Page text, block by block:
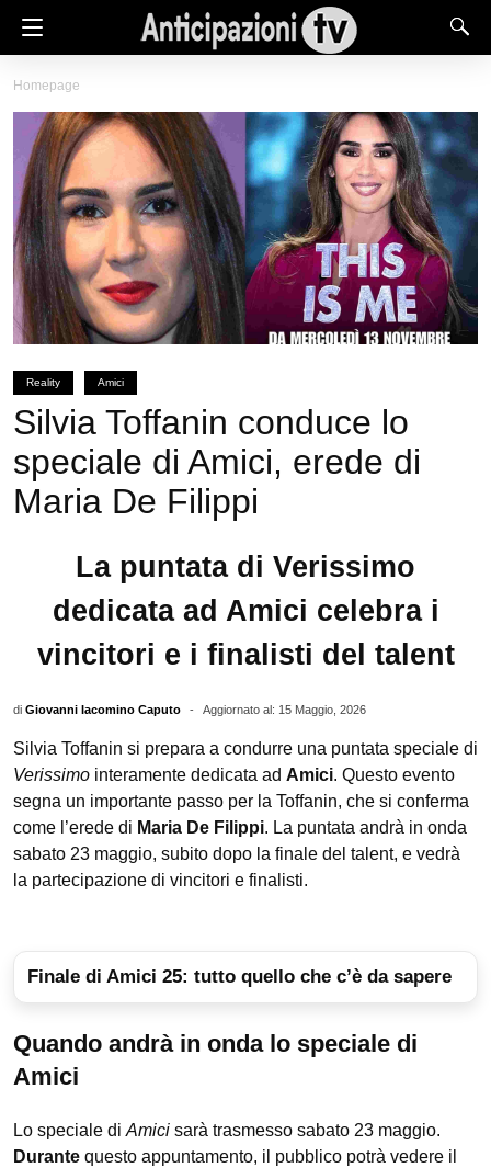
Homepage
Reality Amici
Silvia Toffanin conduce lo
speciale di Amici, erede di
Maria De Filippi
La puntata di Verissimo
dedicata ad Amici celebra i
vincitori e i finalisti del talent
di Giovanni Iacomino Caputo - Aggiornato al: 15 Maggio, 2026
Silvia Toffanin si prepara a condurre una puntata speciale di
Verissimo interamente dedicata ad Amici. Questo evento
segna un importante passo per la Toffanin, che si conferma
come l’erede di Maria De Filippi. La puntata andrà in onda
sabato 23 maggio, subito dopo la finale del talent, e vedrà
la partecipazione di vincitori e finalisti.
Finale di Amici 25: tutto quello che c’è da sapere
Quando andrà in onda lo speciale di
Amici
Lo speciale di Amici sarà trasmesso sabato 23 maggio.
Durante questo appuntamento, il pubblico potrà vedere il